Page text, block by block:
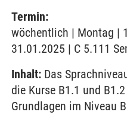
Termin:
wöchentlich | Montag |
31.01.2025 | C 5.111
Inhalt: Das
die Kurse B1.1 und
Grundlagen im Niveau